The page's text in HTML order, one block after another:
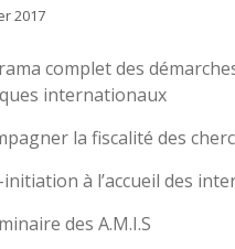
2017
complet des
internationaux
la fiscalité des
initiation à l’accueil des
des A.M.I.S